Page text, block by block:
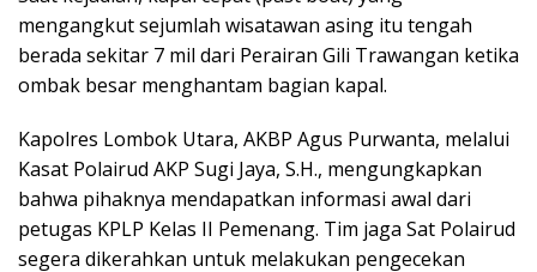
mengangkut sejumlah wisatawan asing itu tengah
berada sekitar 7 mil dari Perairan Gili Trawangan ketika
ombak besar menghantam bagian kapal.
Kapolres Lombok Utara, AKBP Agus Purwanta, melalui
Kasat Polairud AKP Sugi Jaya, S.H., mengungkapkan
bahwa pihaknya mendapatkan informasi awal dari
petugas KPLP Kelas II Pemenang. Tim jaga Sat Polairud
segera dikerahkan untuk melakukan pengecekan